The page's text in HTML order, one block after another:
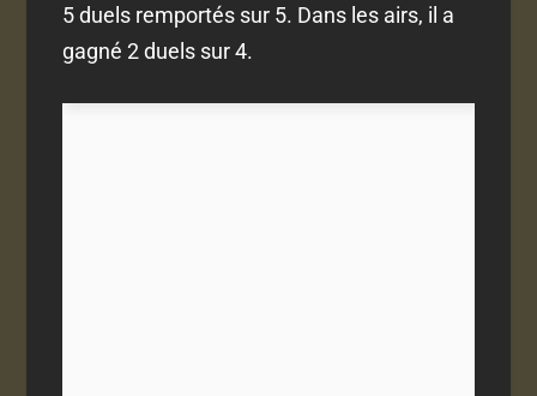
5 duels remportés sur 5. Dans les airs, il a
gagné 2 duels sur 4.